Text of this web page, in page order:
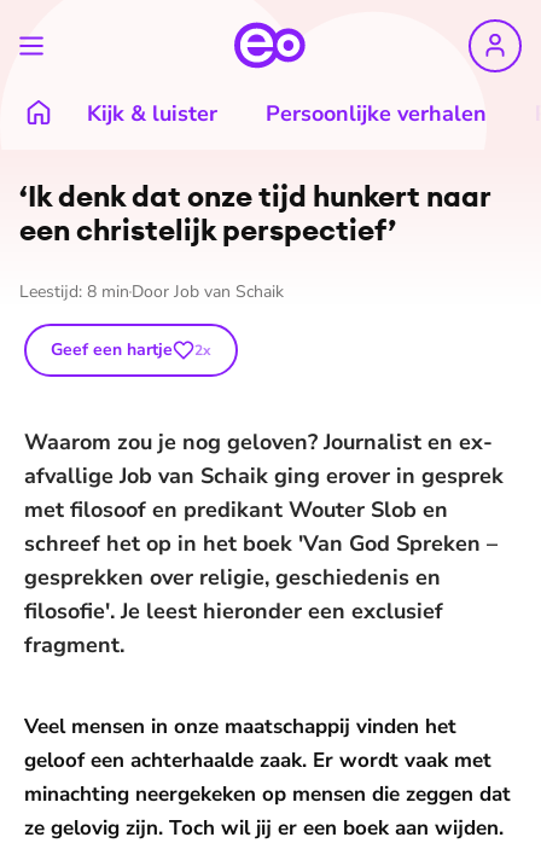
Kijk & luister Persoonlijke verhalen
‘Ik denk dat onze tijd hunkert naar
een christelijk perspectief’
Leestijd: 8 min Door Job van Schaik
Geef een hartje 2x
Waarom zou je nog geloven? Journalist en ex-
afvallige Job van Schaik ging erover in gesprek
met filosoof en predikant Wouter Slob en
schreef het op in het boek 'Van God Spreken –
gesprekken over religie, geschiedenis en
filosofie'. Je leest hieronder een exclusief
fragment.
Veel mensen in onze maatschappij vinden het
geloof een achterhaalde zaak. Er wordt vaak met
minachting neergekeken op mensen die zeggen dat
ze gelovig zijn. Toch wil jij er een boek aan wijden.